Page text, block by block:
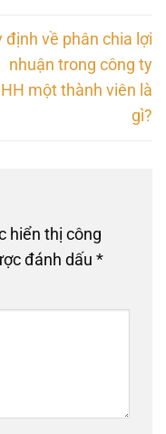
định về phân chia lợi
nhuận trong công ty
một thành viên là
gì?
hiển thị công
đánh dấu *